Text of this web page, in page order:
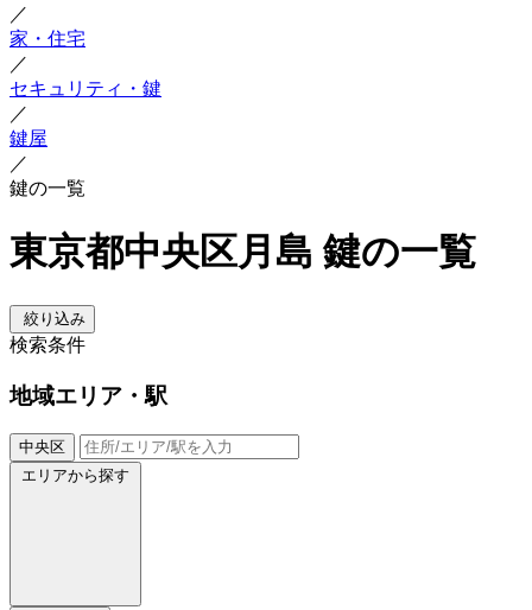
／
家・住宅
／
セキュリティ・鍵
／
鍵屋
／
鍵の一覧
東京都中央区月島 鍵の一覧
絞り込み
検索条件
地域エリア・駅
中央区
エリアから探す